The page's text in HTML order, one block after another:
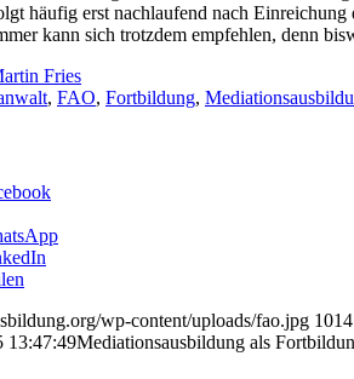
häufig erst nachlaufend nach
kann sich trotzdem empfehlen, denn
Fries
, FAO, Fortbildung,
wp-content/uploads/fao.jpg 1014
13:47:49Mediationsausbildung als